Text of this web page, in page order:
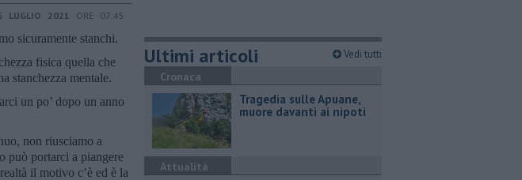
LUGLIO 2021 ORE 07:45
sicuramente stanchi.
fisica quella che
stanchezza mentale.
un po’ dopo un anno
non riusciamo a
può portarci a piangere
il motivo c’è ed è la
Ultimi articoli Vedi tutti
Cronaca
Tragedia sulle Apuane,
muore davanti ai nipoti
Attualità